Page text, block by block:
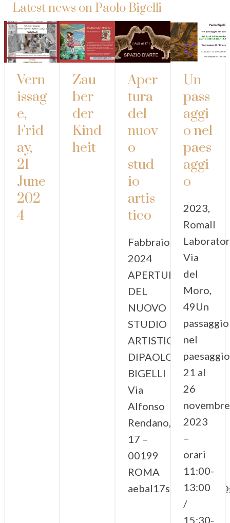
Latest news on Paolo Bigelli
Vern
issag
e,
Frid
ay,
21
June
202
4
Zau
ber
der
Kind
heit
Aper
tura
del
nuov
o
stud
io
artis
tico
Fabbraio
2024
APERTURA
DEL
NUOVO
STUDIO
ARTISTICO
DIPAOLO
BIGELLI
Via
Alfonso
Rendano,
17 –
00199
ROMA
Un
pass
aggi
o nel
paes
aggi
o
2023,
RomaIl
Via
del
Moro,
49Un
passaggio
nel
21 al
26
novembre
2023
–
orari
11:00-
13:00
/
15:30-